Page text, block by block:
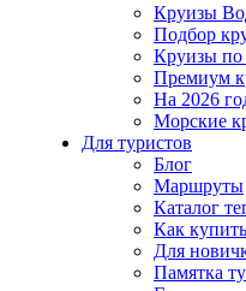
Круизы
Подбор
Круизы по
Премиум
На 2026
Морские
Для туристов
Блог
Маршруты
Каталог
Как
Для
Памятка